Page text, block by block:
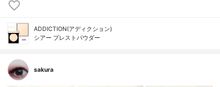
ADDICTION(アディクション)
シアー プレストパウダー
sakura